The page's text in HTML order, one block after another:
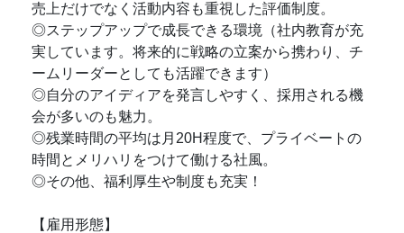
売上だけでなく活動内容も重視した評価制度。
◎ステップアップで成長できる環境（社内教育が充
実しています。将来的に戦略の立案から携わり、チ
ームリーダーとしても活躍できます）
◎自分のアイディアを発言しやすく、採用される機
会が多いのも魅力。
◎残業時間の平均は月20H程度で、プライベートの
時間とメリハリをつけて働ける社風。
◎その他、福利厚生や制度も充実！
【雇用形態】